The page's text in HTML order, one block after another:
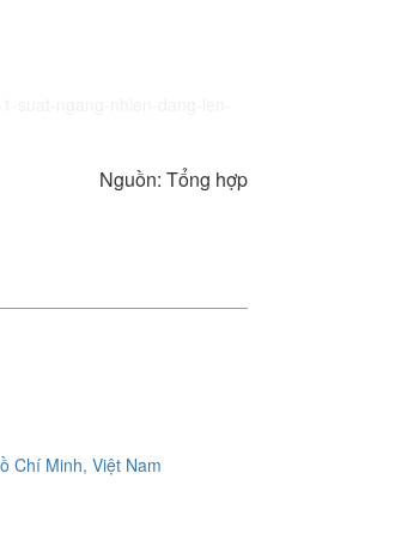
Nguồn: Tổng hợp
Chí Minh, Việt Nam